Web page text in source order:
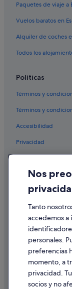
Paquetes de viaje a
Vuelos baratos en
Alquiler de coches
Todos los
Políticas
Términos y
Términos y
Accesibilidad
Privacidad
Condiciones de uso
Información legal/
Pautas sobre el
Ayuda
Cancelar un vuelo
Cancelar una
Nos
Tanto
accedemos
personales.
preferencias
momento, a
privacidad.
socios y no